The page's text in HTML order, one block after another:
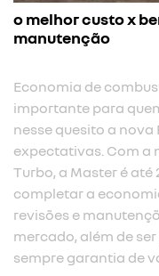
o melhor custo x
manutenção
Economia de
importante para
nesse quesito a nova
expectativas. Com a
Turbo, a Master é até
completar a
revisões e
mercado, além de
sempre garantia de